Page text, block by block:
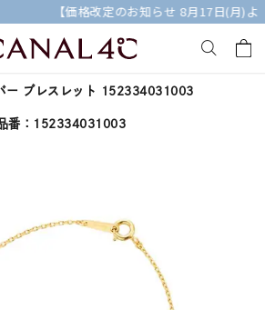
のお知らせ 8月17日(月)より 】
キーワードで検索する
ダイヤモンド ネックレス
#エタニティ
ー ブレスレット 152334031003
番：152334031003